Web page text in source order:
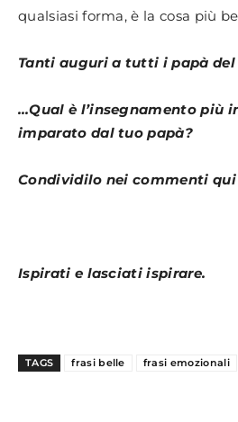
qualsiasi forma, è la cosa più
Tanti auguri a tutti i papà del
…Qual è l’insegnamento più
imparato dal tuo papà?
Condividilo nei commenti
Ispirati e lasciati ispirare.
TAGS frasi belle frasi emozionali